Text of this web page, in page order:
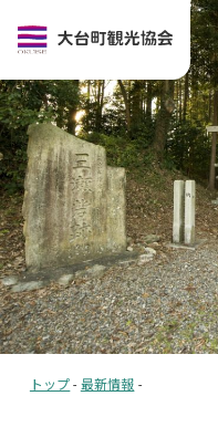
トップ - 最新情報 -